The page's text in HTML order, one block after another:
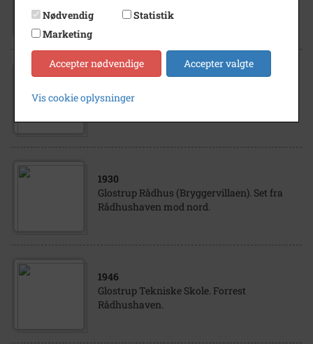
1943
Rådhushaven: Glostrup Bryggeris
1930
Glostrup Rådhus (Bryggervillaen). Set fra
Rådhushaven mod nord.
1946
Glostrup Tekniske Skole. Forrest
Rådhushaven.
Nødvendig
Statistik
Marketing
Accepter nødvendige Accepter valgte
Vis cookie oplysninger